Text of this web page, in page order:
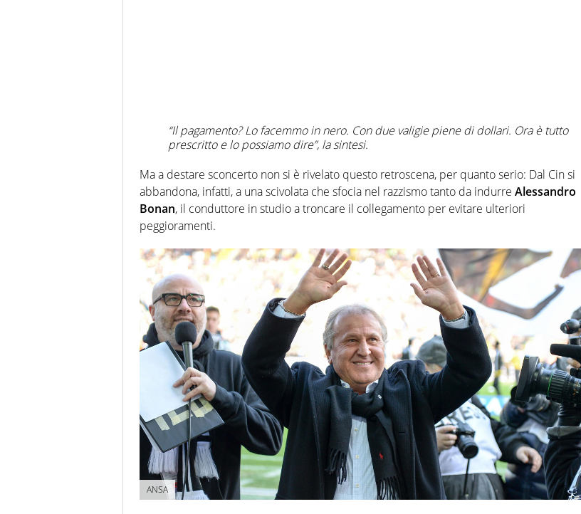
“Il pagamento? Lo facemmo in nero. Con due valigie piene di dollari. Ora è tutto
prescritto e lo possiamo dire”, la sintesi.
Ma a destare sconcerto non si è rivelato questo retroscena, per quanto serio: Dal Cin si
abbandona, infatti, a una scivolata che sfocia nel razzismo tanto da indurre Alessandro
Bonan, il conduttore in studio a troncare il collegamento per evitare ulteriori
peggioramenti.
ANSA